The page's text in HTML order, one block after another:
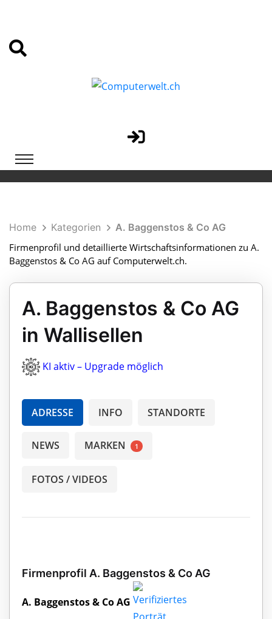
Home Kategorien
A. Baggenstos & Co AG
Firmenprofil und detaillierte Wirtschaftsinformationen zu A.
Baggenstos & Co AG auf Computerwelt.ch.
A. Baggenstos & Co AG
in Wallisellen
KI aktiv – Upgrade möglich
ADRESSE INFO STANDORTE
NEWS MARKEN 1
FOTOS / VIDEOS
Firmenprofil A. Baggenstos & Co AG
A. Baggenstos & Co AG